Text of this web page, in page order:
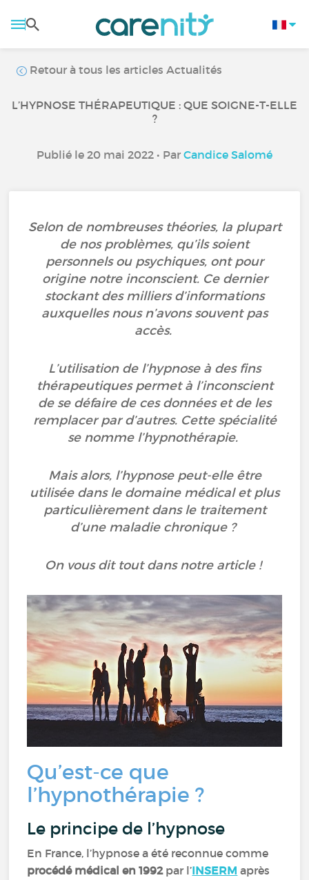
Retour à tous les articles Actualités
L’HYPNOSE THÉRAPEUTIQUE : QUE SOIGNE-T-ELLE
?
Publié le 20 mai 2022 • Par Candice Salomé
Selon de nombreuses théories, la plupart
de nos problèmes, qu’ils soient
personnels ou psychiques, ont pour
origine notre inconscient. Ce dernier
stockant des milliers d’informations
auxquelles nous n’avons souvent pas
accès.
L’utilisation de l’hypnose à des fins
thérapeutiques permet à l’inconscient
de se défaire de ces données et de les
remplacer par d’autres. Cette spécialité
se nomme l’hypnothérapie.
Mais alors, l’hypnose peut-elle être
utilisée dans le domaine médical et plus
particulièrement dans le traitement
d’une maladie chronique ?
On vous dit tout dans notre article !
Qu’est-ce que
l’hypnothérapie ?
Le principe de l’hypnose
En France, l’hypnose a été reconnue comme
procédé médical en 1992par l’INSERM après